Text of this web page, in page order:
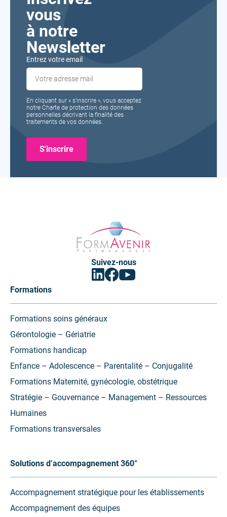
vous
à notre
Newsletter
Entrez votre email
En cliquant sur « s’inscrire », vous acceptez
notre Charte de protection des données
personnelles décrivant la finalité des
traitements de vos données.
Formavenir
Performances
Suivez-nous
Linkedin
(ouvrir
nouvel
Facebook
(ouvrir
nouvel
Youtube
(ouvrir
nouvel
Formations
Formations soins généraux
Gérontologie – Gériatrie
Formations handicap
Enfance – Adolescence – Parentalité – Conjugalité
Formations Maternité, gynécologie, obstétrique
Stratégie – Gouvernance – Management – Ressources
Humaines
Formations transversales
Solutions d’accompagnement 360°
Accompagnement stratégique pour les établissements
Accompagnement des équipes